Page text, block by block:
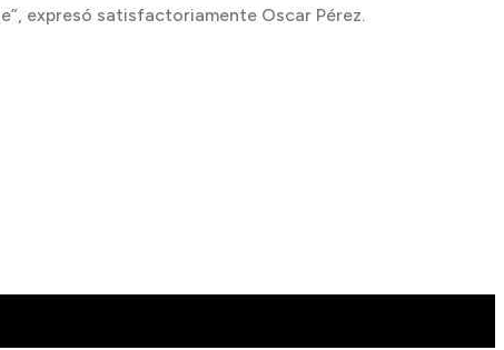
expresó satisfactoriamente Oscar Pérez.